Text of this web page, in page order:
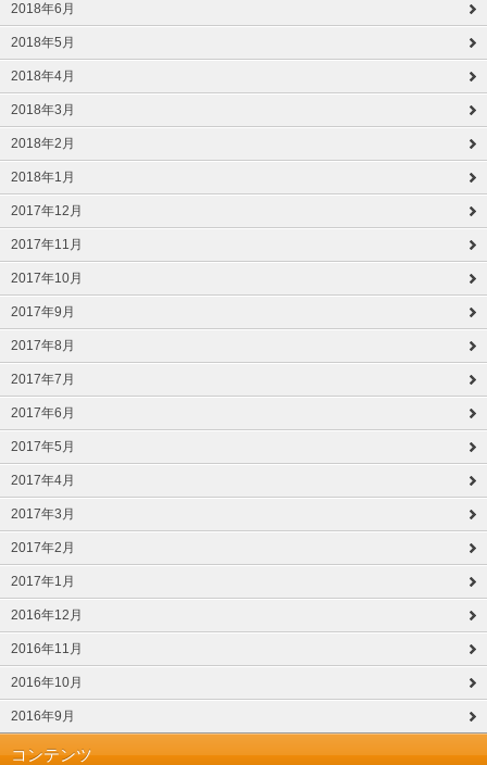
2018年6月
2018年5月
2018年4月
2018年3月
2018年2月
2018年1月
2017年12月
2017年11月
2017年10月
2017年9月
2017年8月
2017年7月
2017年6月
2017年5月
2017年4月
2017年3月
2017年2月
2017年1月
2016年12月
2016年11月
2016年10月
2016年9月
コンテンツ